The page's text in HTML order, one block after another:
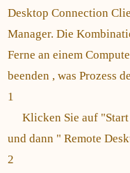
Desktop Connection
Manager. Die
Ferne an einem
beenden , was Prozess
1
Klicken Sie auf
und dann " Remote
2